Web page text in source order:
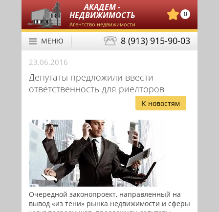
АКАДЕМ -
НЕДВИЖИМОСТЬ
Агентство недвижимости
0
8 (913) 915-90-03
МЕНЮ
23.06.2016
Депутаты предложили ввести
ответственность для риелторов
К новостям
Очередной законопроект, направленный на
вывод «из тени» рынка недвижимости и сферы